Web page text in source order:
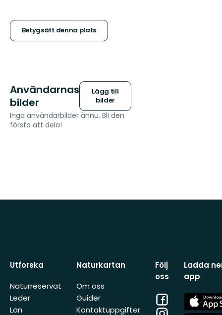
stjärnor
Betygsätt denna plats
Användarnas
bilder
Lägg till
bilder
Inga användarbilder ännu. Bli den
första att dela!
Utforska
Naturreservat
Leder
Län
Naturkartan
Om oss
Guider
Kontaktuppgifter
Följ
oss
Facebook
Instagram
Ladda
app
App
Store